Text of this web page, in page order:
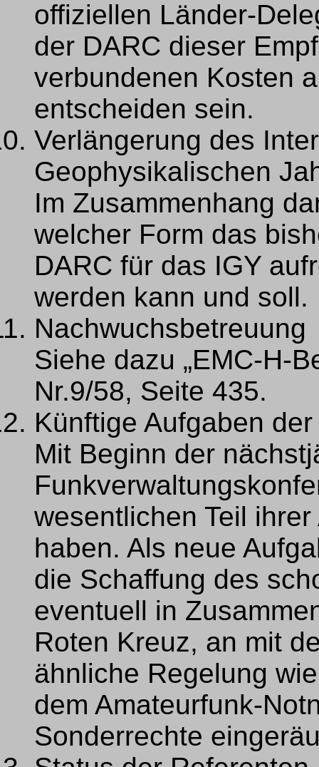
offiziellen Länder-
der DARC dieser
verbundenen Kosten
entscheiden sein.
Verlängerung des
Geophysikalischen
Im Zusammenhang
welcher Form das
DARC für das IGY
werden kann und soll.
Nachwuchsbetreuung
Siehe dazu „EMC-H-
Nr.9/58, Seite 435.
Künftige Aufgaben
Mit Beginn der
wesentlichen Teil
haben. Als neue
die Schaffung des
eventuell in
Roten Kreuz, an mit
ähnliche Regelung
dem Amateurfunk-
Sonderrechte